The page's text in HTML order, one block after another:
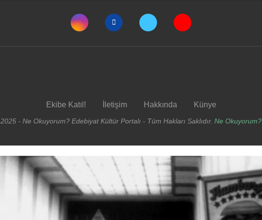
Ekibe Katıl! İletişim Hakkında Künye
2025 - Ne Okuyorum? Edebiyat Kültür Portalı - Tüm Hakları Saklıdır. Ne Okuyorum?